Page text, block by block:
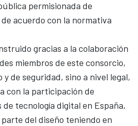
permisionada de
acuerdo con la normativa
gracias a la colaboración
miembros de este consorcio,
y de seguridad, sino a nivel legal,
con la participación de
tecnología digital en España,
del diseño teniendo en